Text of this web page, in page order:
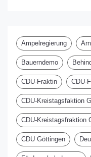
BBS II
Bildung
11.06.2026
Ampelregierung
Bauerndemo
CDU-Fraktin CDU-
CDU-Kreistagsfaktion
CDU-Kreistagsfraktion
CDU Göttingen